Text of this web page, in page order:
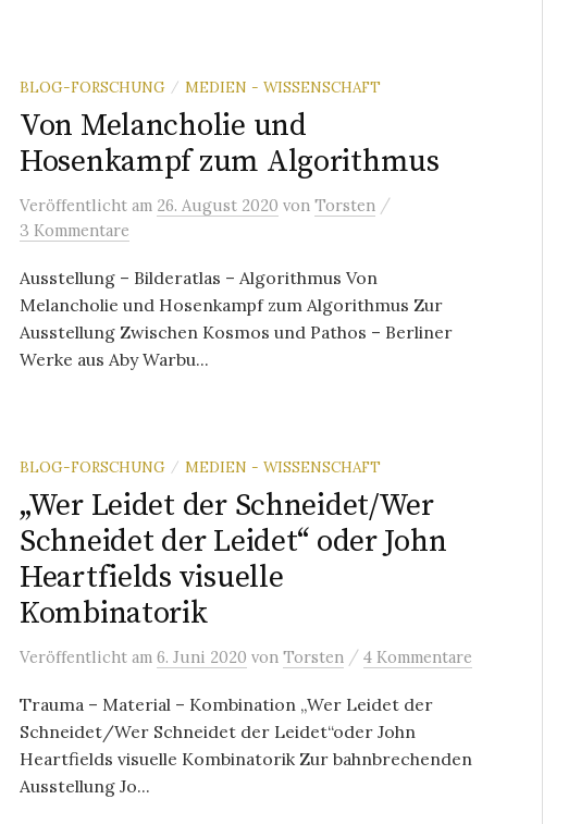
BLOG-FORSCHUNG / MEDIEN - WISSENSCHAFT
Von Melancholie und
Hosenkampf zum Algorithmus
Veröffentlicht am 26. August 2020 von Torsten /
3 Kommentare
Ausstellung – Bilderatlas – Algorithmus Von
Melancholie und Hosenkampf zum Algorithmus Zur
Ausstellung Zwischen Kosmos und Pathos – Berliner
Werke aus Aby Warbu...
BLOG-FORSCHUNG / MEDIEN - WISSENSCHAFT
„Wer Leidet der Schneidet/Wer
Schneidet der Leidet“ oder John
Heartfields visuelle
Kombinatorik
Veröffentlicht am 6. Juni 2020 von Torsten / 4 Kommentare
Trauma – Material – Kombination „Wer Leidet der
Schneidet/Wer Schneidet der Leidet“oder John
Heartfields visuelle Kombinatorik Zur bahnbrechenden
Ausstellung Jo...